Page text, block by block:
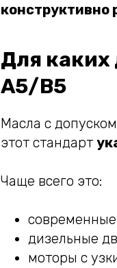
конструктивно
Для каких
A5/B5
Масла с
этот стандарт
Чаще всего это:
дизельные
моторы с